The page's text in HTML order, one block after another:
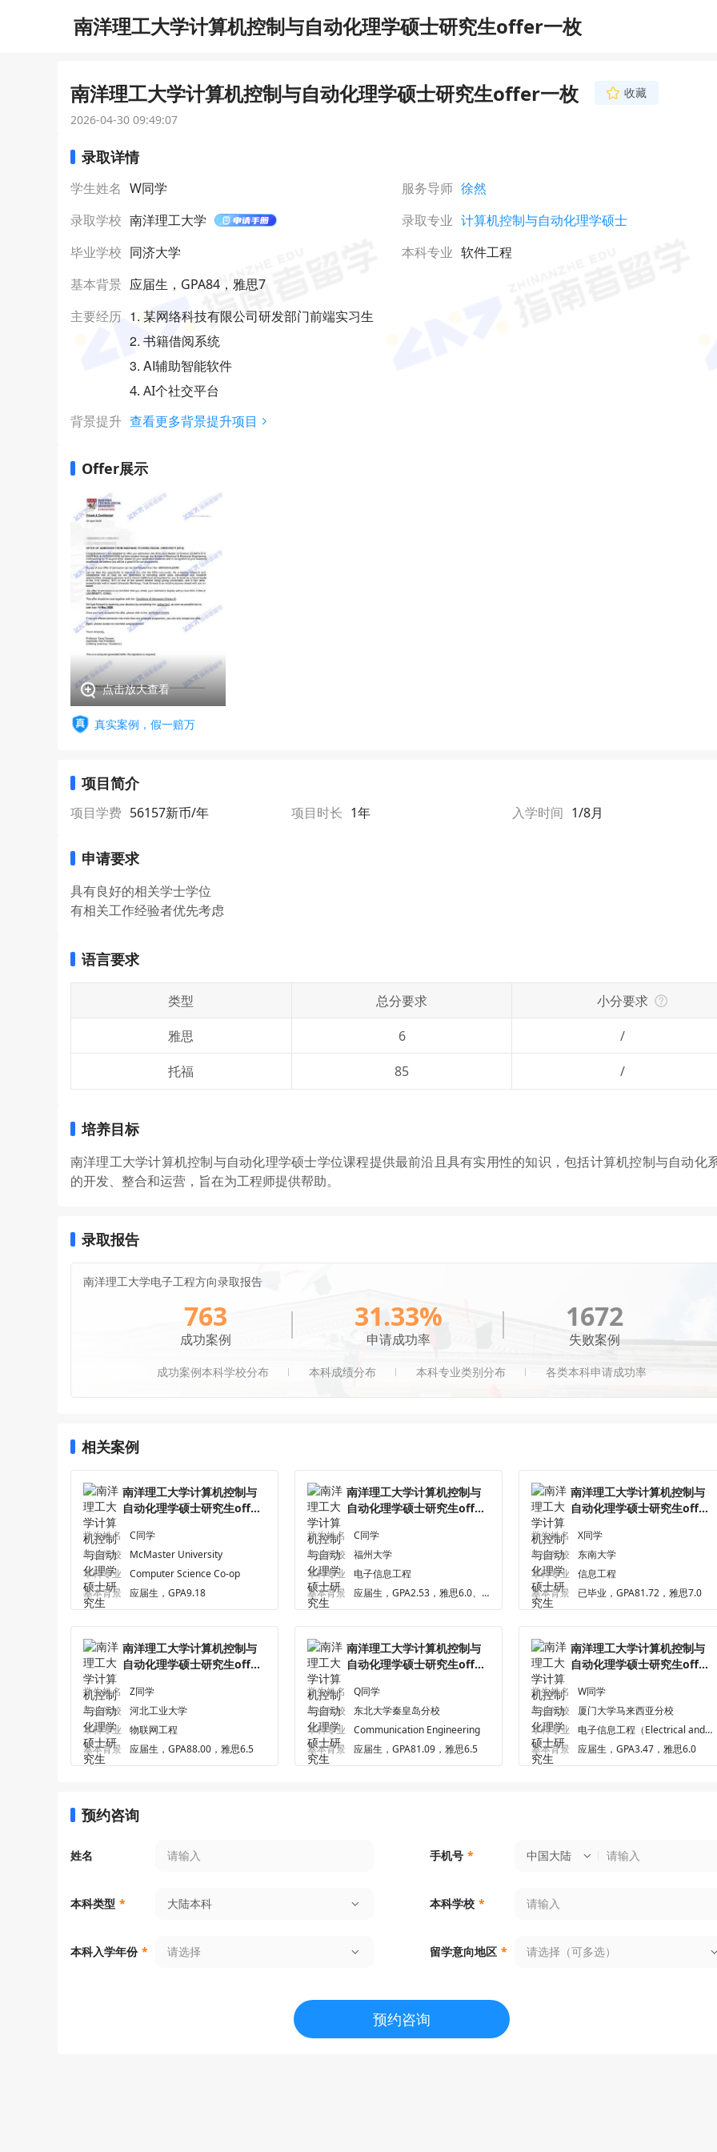
南洋理工大学计算机控制与自动化理学硕士研究生offer一枚
南洋理工大学计算机控制与自动化理学硕士研究生offer一枚
收藏
2026-04-30 09:49:07
录取详情
学生姓名 W同学 服务导师 徐然
录取学校 南洋理工大学 录取专业 计算机控制与自动化理学硕士
毕业学校 同济大学 本科专业 软件工程
基本背景 应届生，GPA84，雅思7
主要经历 1. 某网络科技有限公司研发部门前端实习生
2. 书籍借阅系统
3. AI辅助智能软件
4. AI个社交平台
背景提升 查看更多背景提升项目
Offer展示
点击放大查看
真实案例，假一赔万
项目简介
项目学费 56157新币/年 项目时长 1年 入学时间 1/8月
申请要求
具有良好的相关学士学位
有相关工作经验者优先考虑
语言要求
类型 总分要求
小分要求
雅思
6 /
托福 85 /
培养目标
南洋理工大学计算机控制与自动化理学硕士学位课程提供最前沿且具有实用性的知识，包括计算机控制与自动化
的开发、整合和运营，旨在为工程师提供帮助。
录取报告
南洋理工大学电子工程方向录取报告
763
成功案例
31.33%
申请成功率
1672
失败案例
成功案例本科学校分布 本科成绩分布 本科专业类别分布 各类本科申请成功率
相关案例
南洋理工大学计算机控制与
自动化理学硕士研究生offer
学生姓名
C同学
毕业学校
McMaster University
本科专业
Computer Science Co-op
基本背景
应届生，GPA9.18
南洋理工大学计算机控制与
自动化理学硕士研究生offer
学生姓名
C同学
毕业学校
福州大学
本科专业
电子信息工程
基本背景
应届生，GPA2.53，雅思6.0、
南洋理工大学计算机控制与
自动化理学硕士研究生offer
学生姓名
X同学
毕业学校
东南大学
本科专业
信息工程
基本背景
已毕业，GPA81.72，雅思7.0
南洋理工大学计算机控制与
自动化理学硕士研究生offer
学生姓名
Z同学
毕业学校
河北工业大学
本科专业
物联网工程
基本背景
应届生，GPA88.00，雅思6.5
南洋理工大学计算机控制与
自动化理学硕士研究生offer
学生姓名
Q同学
毕业学校
东北大学秦皇岛分校
本科专业
Communication Engineering
基本背景
应届生，GPA81.09，雅思6.5
南洋理工大学计算机控制与
自动化理学硕士研究生offer
学生姓名
W同学
毕业学校
厦门大学马来西亚分校
本科专业
电子信息工程（Electrical and E
基本背景 应届生，GPA3.47，雅思6.0
预约咨询
姓名 手机号 * 中国大陆
本科类型 * 大陆本科 本科学校 *
本科入学年份 * 请选择 留学意向地区 * 请选择（可多选）
预约咨询